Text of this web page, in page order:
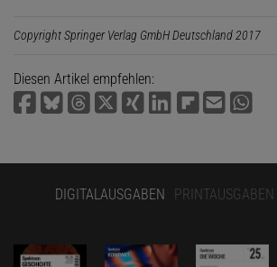
Copyright Springer Verlag GmbH Deutschland 2017
Diesen Artikel empfehlen:
DIGITALAUSGABEN PRINTAUSGABEN